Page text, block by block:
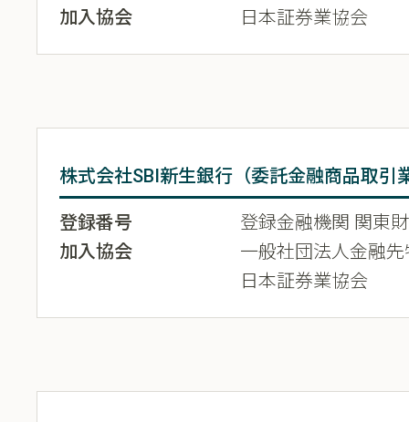
加入協会
日本証券業協会
株式会社SBI新生銀行（委託金融商品取引
登録番号
登録金融機関 関東
加入協会
一般社団法人金融
日本証券業協会